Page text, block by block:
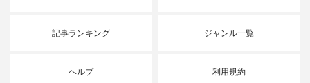
記事ランキング ジャンル一覧
ヘルプ 利用規約